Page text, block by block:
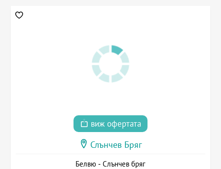
виж офертата
Слънчев Бряг
Белвю - Слънчев бряг